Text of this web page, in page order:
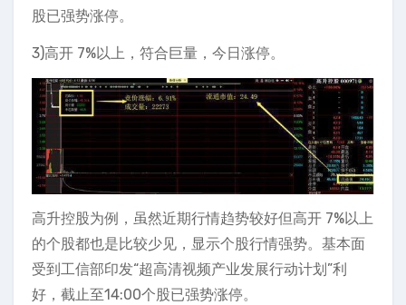
股已强势涨停。
3)高开 7%以上，符合巨量，今日涨停。
高升控股为例，虽然近期行情趋势较好但高开 7%以上
的个股都也是比较少见，显示个股行情强势。基本面
受到工信部印发“超高清视频产业发展行动计划”利
好，截止至14:00个股已强势涨停。